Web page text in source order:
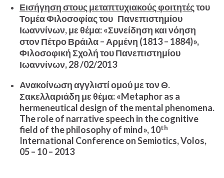
Εισήγηση στους μεταπτυχιακούς φοιτητέςτου
Τομέα Φιλοσοφίας του Πανεπιστημίου
Ιωαννίνων, με θέμα: «Συνείδηση και νόηση
στον Πέτρο Βράιλα – Αρμένη (1813 – 1884)»,
Φιλοσοφική Σχολή του Πανεπιστημίου
Ιωαννίνων, 28 /02/2013
Ανακοίνωσηαγγλιστί ομού με τον Θ.
Σακελλαριάδη με θέμα: «Metaphor as a
hermeneutical design of the mental phenomena.
The role of narrative speech in the cognitive
field of the philosophy of mind», 10th
International Conference on Semiotics, Volos,
05 – 10 – 2013